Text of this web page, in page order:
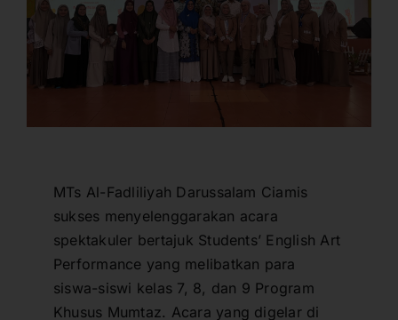
Aplikasi
MTs Al-Fadliliyah Darussalam Ciamis
sukses menyelenggarakan acara
spektakuler bertajuk Students’ English Art
Performance yang melibatkan para
siswa-siswi kelas 7, 8, dan 9 Program
Khusus Mumtaz. Acara yang digelar di